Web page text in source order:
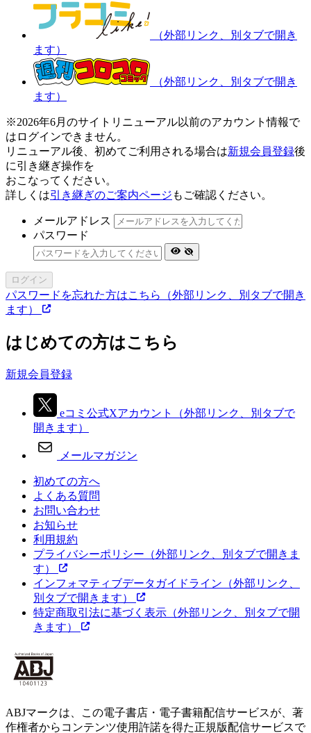
（外部リンク、別タブで開き
ます）
（外部リンク、別タブで開き
ます）
※2026年6月のサイトリニューアル以前のアカウント情報で
はログインできません。
リニューアル後、初めてご利用される場合は新規会員登録後
に引き継ぎ操作を
おこなってください。
詳しくは引き継ぎのご案内ページ もご確認ください。
メールアドレス
パスワード
ログイン
パスワードを忘れた方はこちら
（外部リンク、別タブで開き
ます）
はじめての方はこちら
新規会員登録
eコミ公式Xアカウント
（外部リンク、別タブで
開きます）
メールマガジン
初めての方へ
よくある質問
お問い合わせ
お知らせ
利用規約
プライバシーポリシー （外部リンク、別タブで開きま
す）
インフォマティブデータガイドライン （外部リンク、
別タブで開きます）
特定商取引法に基づく表示 （外部リンク、別タブで開
きます）
ABJマークは、この電子書店・電子書籍配信サービスが、著
作権者からコンテンツ使用許諾を得た正規版配信サービスで